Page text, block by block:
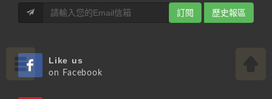
訂閱 歷史報區
Like us
on Facebook